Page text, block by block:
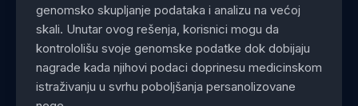
genomsko skupljanje podataka i analizu na većoj
skali. Unutar ovog rešenja, korisnici mogu da
kontrololišu svoje genomske podatke dok dobijaju
nagrade kada njihovi podaci doprinesu medicinskom
istraživanju u svrhu poboljšanja persanolizovane